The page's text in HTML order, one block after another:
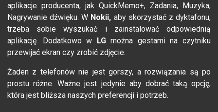
aplikacje producenta, jak QuickMemo+, Zadania, Muzyka,
Nagrywanie dźwięku. W Nokii, aby skorzystać z dyktafonu,
trzeba sobie wyszukać i zainstalować odpowiednią
aplikację. Dodatkowo w LGmożna gestami na czytniku
przewijać ekran czy zrobić zdjęcie.
Żaden z telefonów nie jest gorszy, a rozwiązania są po
prostu różne. Ważne jest jedynie aby dobrać taką opcję,
która jest bliższa naszych preferencji i potrzeb.